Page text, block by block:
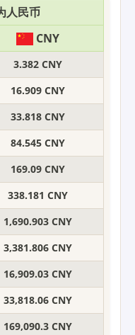
人民币
CNY
3.382 CNY
16.909 CNY
33.818 CNY
84.545 CNY
169.09 CNY
338.181 CNY
1,690.903 CNY
3,381.806 CNY
16,909.03 CNY
33,818.06 CNY
169,090.3 CNY